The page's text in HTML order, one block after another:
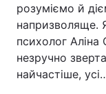
Головна
Україна
розуміємо й
напризволяще.
психолог Аліна
незручно
найчастіше,